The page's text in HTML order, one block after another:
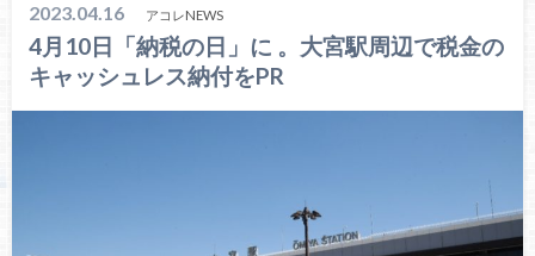
2023.04.16 アコレNEWS
4月10日「納税の日」に 。大宮駅周辺で税金の
キャッシュレス納付をPR